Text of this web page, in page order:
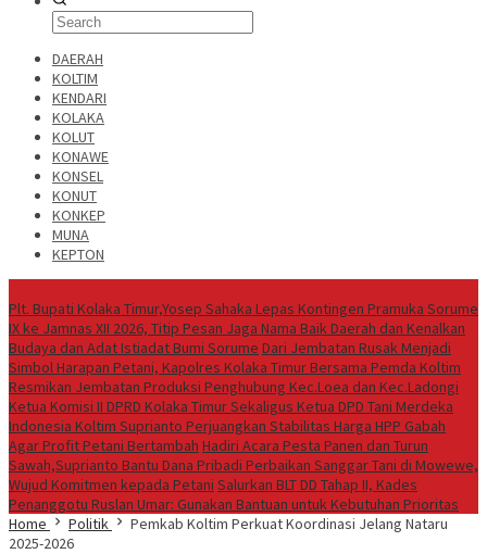
DAERAH
KOLTIM
KENDARI
KOLAKA
KOLUT
KONAWE
KONSEL
KONUT
KONKEP
MUNA
KEPTON
Plt. Bupati Kolaka Timur,Yosep Sahaka Lepas Kontingen Pramuka Sorume
IX ke Jamnas XII 2026, Titip Pesan Jaga Nama Baik Daerah dan Kenalkan
Budaya dan Adat Istiadat Bumi Sorume Dari Jembatan Rusak Menjadi
Simbol Harapan Petani, Kapolres Kolaka Timur Bersama Pemda Koltim
Resmikan Jembatan Produksi Penghubung Kec.Loea dan Kec.Ladongi
Ketua Komisi II DPRD Kolaka Timur Sekaligus Ketua DPD Tani Merdeka
Indonesia Koltim Suprianto Perjuangkan Stabilitas Harga HPP Gabah
Agar Profit Petani Bertambah Hadiri Acara Pesta Panen dan Turun
Sawah,Suprianto Bantu Dana Pribadi Perbaikan Sanggar Tani di Mowewe,
Wujud Komitmen kepada Petani Salurkan BLT DD Tahap II, Kades
Penanggotu Ruslan Umar: Gunakan Bantuan untuk Kebutuhan Prioritas
Home
Politik
Pemkab Koltim Perkuat Koordinasi Jelang Nataru
2025-2026